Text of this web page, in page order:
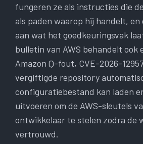
fungeren ze als instructies die
als paden waarop hij handelt, en
aan wat het goedkeuringsvak
bulletin van AWS behandelt ook
Amazon Q-fout, CVE-2026-
vergiftigde repository
configuratiebestand kan laden
uitvoeren om de AWS-sleutels
ontwikkelaar te stelen zodra de
vertrouwd.